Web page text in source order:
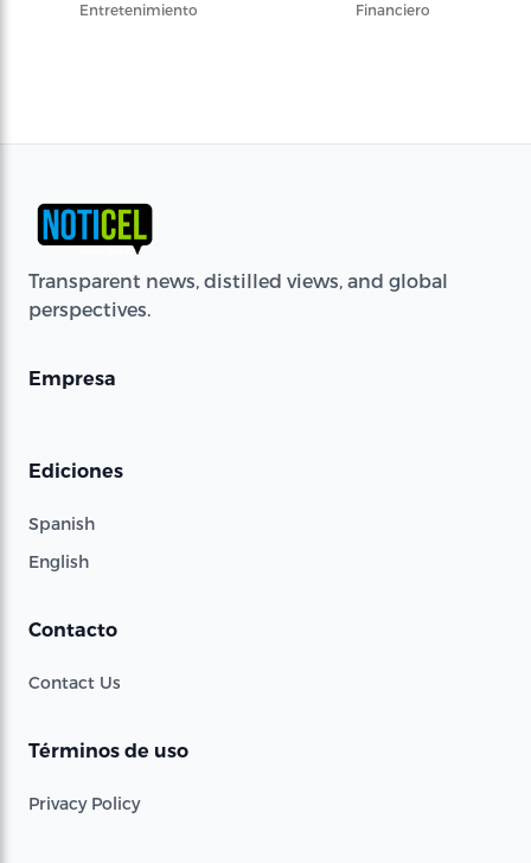
Entretenimiento
Financiero
Transparent news, distilled views, and global
perspectives.
Empresa
Ediciones
Spanish
English
Contacto
Contact Us
Términos de uso
Privacy Policy